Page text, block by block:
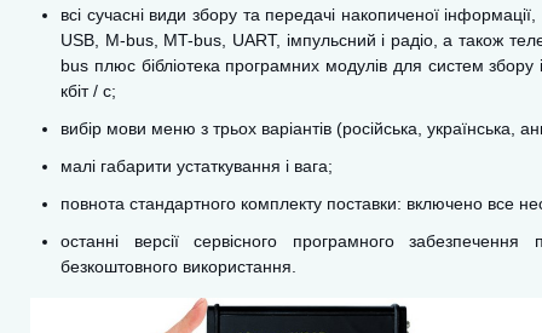
всі сучасні види збору та передачі накопиченої
USB, M-bus, MT-bus, UART, імпульсний і радіо, а також
bus плюс бібліотека програмних модулів для систем
кбіт / с;
вибір мови меню з трьох варіантів (російська, українська,
малі габарити устаткування і вага;
повнота стандартного комплекту поставки: включено все
останні версії сервісного програмного
безкоштовного використання.